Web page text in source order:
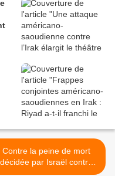
Contre la peine de mort
décidée par Israël contre
les Palestiniens >